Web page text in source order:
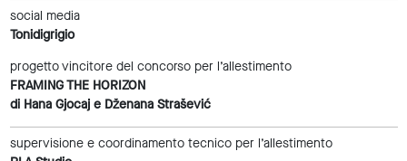
social media
Tonidigrigio
progetto vincitore del concorso per l’allestimento
FRAMING THE HORIZON
di Hana Gjocaj e Dženana Strašević
supervisione e coordinamento tecnico per l’allestimento